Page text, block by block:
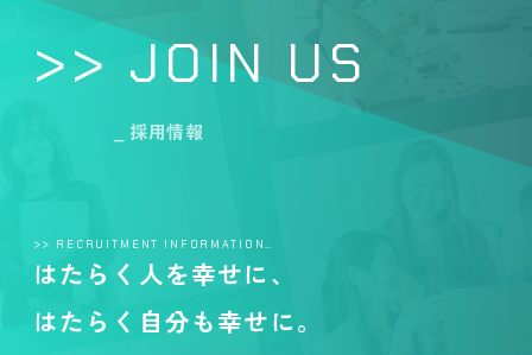
>> JOIN US
_ 採用情報
>> RECRUITMENT INFORMATION…
はたらく人を幸せに、
はたらく自分も幸せに。